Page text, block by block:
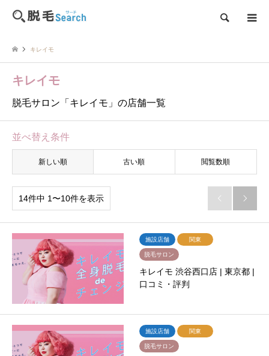
検索
キレイモ
キレイモ
脱毛サロン「キレイモ」の店舗一覧
並べ替え条件
新しい順 古い順 閲覧数順
14件中 1〜10件を表示  
施設店舗 関東
脱毛サロン
キレイモ 渋谷西口店 | 東京都 |
口コミ・評判
施設店舗 関東
脱毛サロン